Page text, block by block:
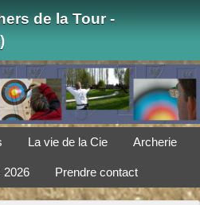
de la Tour -
La vie de la Cie Archerie
2026 Prendre contact